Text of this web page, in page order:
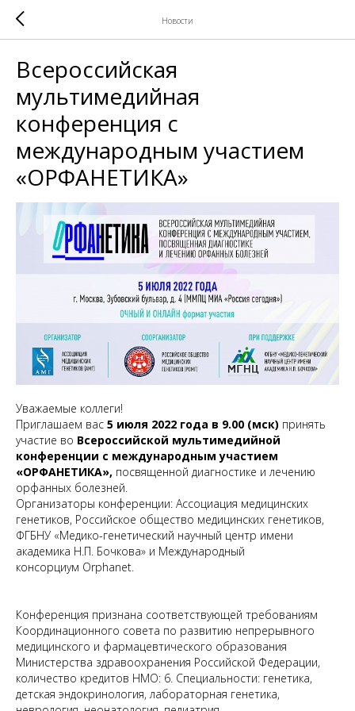
Новости
Всероссийская
мультимедийная
конференция с
международным участием
«ОРФАНЕТИКА»
Уважаемые коллеги!
Приглашаем вас 5 июля 2022 года в 9.00 (мск) принять
участие во Всероссийской мультимедийной
конференции с международным участием
«ОРФАНЕТИКА», посвященной диагностике и лечению
орфанных болезней.
Организаторы конференции: Ассоциация медицинских
генетиков, Российское общество медицинских генетиков,
ФГБНУ «Медико-генетический научный центр имени
академика Н.П. Бочкова» и Международный
консорциум Orphanet.
Конференция признана соответствующей требованиям
Координационного совета по развитию непрерывного
медицинского и фармацевтического образования
Министерства здравоохранения Российской Федерации,
количество кредитов НМО: 6. Специальности: генетика,
детская эндокринология, лабораторная генетика,